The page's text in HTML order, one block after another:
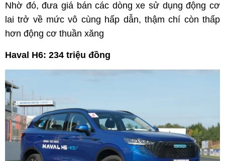
Nhờ đó, đưa giá bán các dòng xe sử dụng động cơ
lai trở về mức vô cùng hấp dẫn, thậm chí còn thấp
hơn động cơ thuần xăng
Haval H6: 234 triệu đồng